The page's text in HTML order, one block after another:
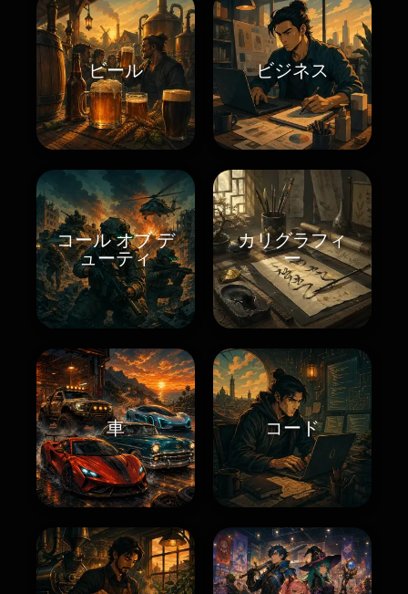
ビール ビジネス
コール オブ デ
ューティ
カリグラフィ
ー
車 コード